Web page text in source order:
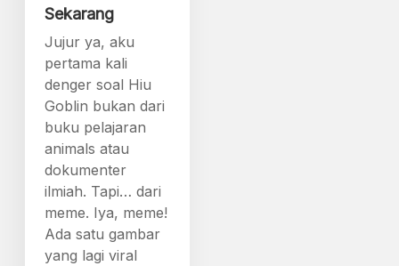
Sekarang
Jujur ya, aku
pertama kali
denger soal Hiu
Goblin bukan dari
buku pelajaran
animals atau
dokumenter
ilmiah. Tapi… dari
meme. Iya, meme!
Ada satu gambar
yang lagi viral